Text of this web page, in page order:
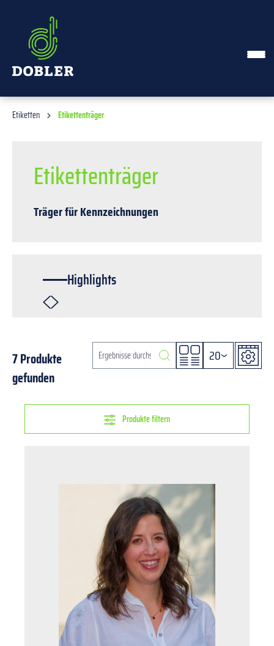
Etiketten Etikettenträger
Etikettenträger
Träger für Kennzeichnungen
Highlights
7 Produkte
gefunden
20
Produkte filtern